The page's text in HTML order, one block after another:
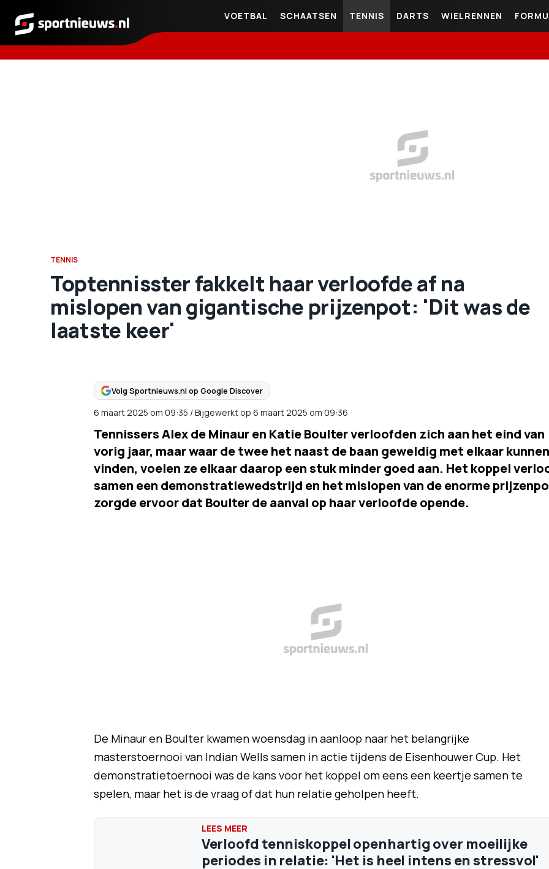
Sportnieuws.nl
VOETBAL SCHAATSEN TENNIS DARTS WIELRENNEN
TENNIS
Toptennisster fakkelt haar verloofde af na
mislopen van gigantische prijzenpot: 'Dit was de
laatste keer'
Volg Sportnieuws.nl op Google Discover
6 maart 2025 om 09:35 /Bijgewerkt op 6 maart 2025 om 09:36
Tennissers Alex de Minaur en Katie Boulter verloofden zich aan het eind van
vorig jaar, maar waar de twee het naast de baan geweldig met elkaar kunnen
vinden, voelen ze elkaar daarop een stuk minder goed aan. Het koppel
samen een demonstratiewedstrijd en het mislopen van de enorme
zorgde ervoor dat Boulter de aanval op haar verloofde opende.
De Minaur en Boulter kwamen woensdag in aanloop naar het belangrijke
masterstoernooi van Indian Wells samen in actie tijdens de Eisenhouwer Cup. Het
demonstratietoernooi was de kans voor het koppel om eens een keertje samen te
spelen, maar het is de vraag of dat hun relatie geholpen heeft.
Verloofd tenniskoppel openhartig over moeilijke
periodes in relatie: 'Het is heel intens en stressvol'